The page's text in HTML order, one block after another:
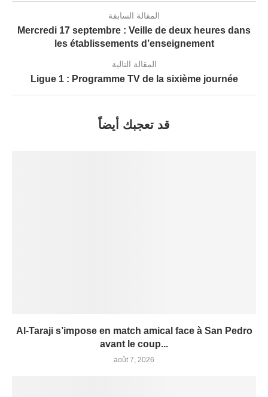
المقالة السابقة
Mercredi 17 septembre : Veille de deux heures dans
les établissements d’enseignement
المقالة التالية
Ligue 1 : Programme TV de la sixième journée
قد تعجبك أيضاً
Al-Taraji s’impose en match amical face à San Pedro
avant le coup...
août 7, 2026